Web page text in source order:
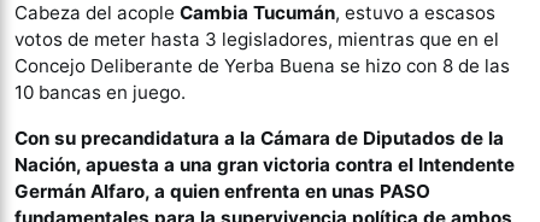
Cabeza del acople Cambia Tucumán, estuvo a escasos
votos de meter hasta 3 legisladores, mientras que en el
Concejo Deliberante de Yerba Buena se hizo con 8 de las
10 bancas en juego.
Con su precandidatura a la Cámara de Diputados de la
Nación, apuesta a una gran victoria contra el Intendente
Germán Alfaro, a quien enfrenta en unas PASO